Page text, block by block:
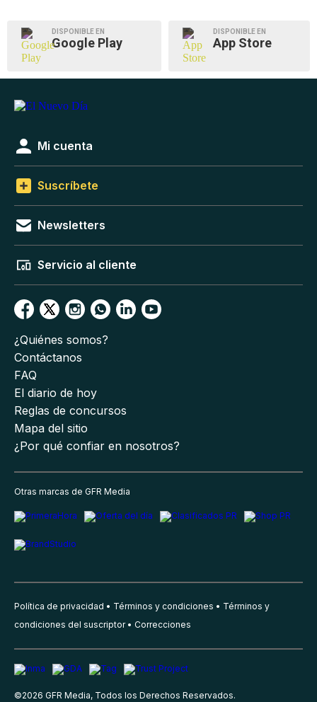
DISPONIBLE EN
Google Play
DISPONIBLE EN
App Store
Mi cuenta
Suscríbete
Newsletters
Servicio al cliente
¿Quiénes somos?
Contáctanos
FAQ
El diario de hoy
Reglas de concursos
Mapa del sitio
¿Por qué confiar en nosotros?
Otras marcas de GFR Media
Política de privacidad Términos y condiciones
Términos y
condiciones del suscriptor
Correcciones
©2026 GFR Media, Todos los Derechos Reservados.